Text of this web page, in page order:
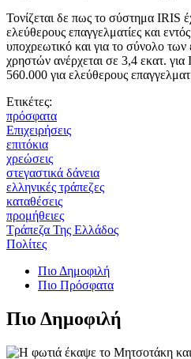
Τονίζεται δε πως το σύστημα IRIS
ελεύθερους επαγγελματίες και
υποχρεωτικό και για το σύνολο
χρηστών ανέρχεται σε 3,4 εκατ.
560.000 για ελεύθερους
Ετικέτες:
πρόσφατα
Επιχειρήσεις
επιτόκια
χρεώσεις
στεγαστικά δάνεια
ελληνικές τράπεζες
καταθέσεις
προμήθειες
Τράπεζα Της Ελλάδος
Πολίτες
Πιο Δημοφιλή
Πιο Πρόσφατα
Πιο Δημοφιλή